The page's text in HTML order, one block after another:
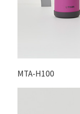
MTA-H100